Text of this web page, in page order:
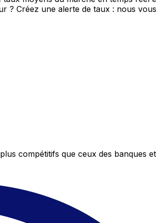
? Créez une alerte de taux : nous
compétitifs que ceux des banques